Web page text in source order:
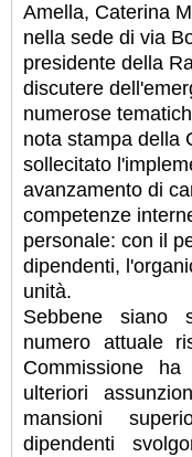
Amella, Caterina
nella sede di via
presidente della
discutere
numerose
nota stampa della
sollecitato
avanzamento di
competenze
personale: con il
dipendenti,
unità.
Sebbene siano
numero attuale
Commissione
ulteriori
mansioni
dipendenti